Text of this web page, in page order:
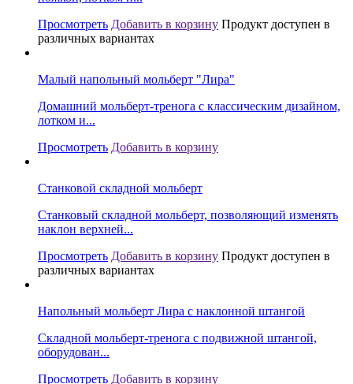
Просмотреть Добавить в корзину Продукт доступен в
различных вариантах
Малый напольный мольберт "Лира"
Домашний мольберт-тренога с классическим дизайном,
лотком и...
Просмотреть Добавить в корзину
Станковой складной мольберт
Станковый складной мольберт, позволяющий изменять
наклон верхней...
Просмотреть Добавить в корзину Продукт доступен в
различных вариантах
Напольный мольберт Лира с наклонной штангой
Складной мольберт-тренога с подвижной штангой,
оборудован...
Просмотреть Добавить в корзину